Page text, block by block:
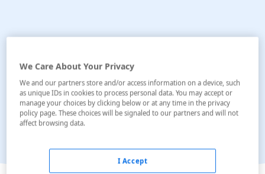
Ver en el mapa
We Care About Your Privacy
We and our partners store and/or access information on a device, such
as unique IDs in cookies to process personal data. You may accept or
manage your choices by clicking below or at any time in the privacy
policy page. These choices will be signaled to our partners and will not
affect browsing data.
I Accept